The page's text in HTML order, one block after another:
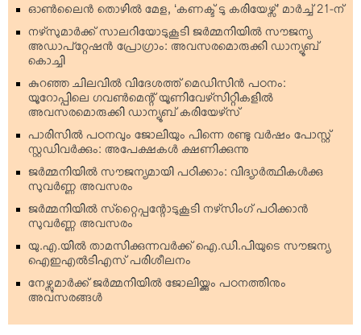
ഓണ്‍ലൈന്‍ തൊഴില്‍ മേള, ‘കണക്ട് ടു കരിയേഴ്സ്’ മാര്‍ച്ച് 21-ന്
നഴ്‌സുമാര്‍ക്ക് സാലറിയോടുകൂടി ജര്‍മ്മനിയില്‍ സൗജന്യ
അഡാപ്റ്റേഷന്‍ പ്രോഗ്രാം: അവസരമൊരുക്കി ഡാന്യൂബ്
കൊച്ചി
കുറഞ്ഞ ചിലവില്‍ വിദേശത്ത് മെഡിസിന്‍ പഠനം:
യൂറോപ്പിലെ ഗവണ്‍മെന്റ് യൂണിവേഴ്‌സിറ്റികളില്‍
അവസരമൊരുക്കി ഡാന്യൂബ് കരിയേഴ്‌സ്
പാരിസില്‍ പഠനവും ജോലിയും പിന്നെ രണ്ടു വര്‍ഷം പോസ്റ്റ്
സ്റ്റഡിവര്‍ക്കും: അപേക്ഷകള്‍ ക്ഷണിക്കുന്നു
ജര്‍മ്മനിയില്‍ സൗജന്യമായി പഠിക്കാം: വിദ്യാര്‍ത്ഥികള്‍ക്കു
സുവര്‍ണ്ണ അവസരം
ജര്‍മ്മനിയില്‍ സ്‌റ്റൈപ്പന്റോടുകൂടി നഴ്‌സിംഗ് പഠിക്കാന്‍
സുവര്‍ണ്ണ അവസരം
യു.എ.യില്‍ താമസിക്കുന്നവര്‍ക്ക് ഐ.ഡി.പിയുടെ സൗജന്യ
ഐഇഎല്‍ടിഎസ് പരിശീലനം
നേഴ്സുമാര്‍ക്ക് ജര്‍മ്മനിയില്‍ ജോലിയ്ക്കും പഠനത്തിനും
അവസരങ്ങള്‍